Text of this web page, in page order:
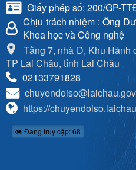
Giấy phép số: 200/GP-
Chịu trách nhiệm : Ông
Khoa học và Công nghệ
Tầng 7, nhà D, Khu Hành
TP Lai Châu, tỉnh Lai Châu
02133791828
https://
Đang truy cập: 68